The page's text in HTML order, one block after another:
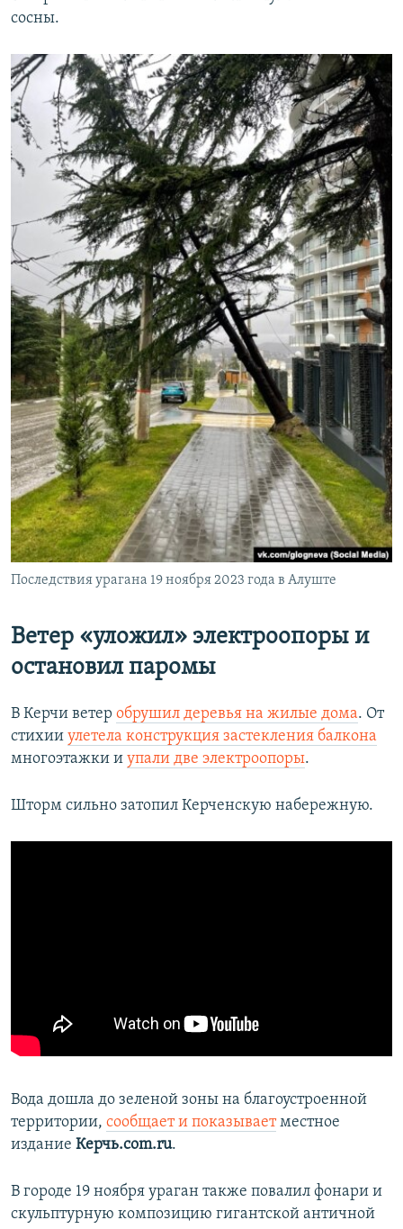
сосны.
Последствия урагана 19 ноября 2023 года в Алуште
Ветер «уложил» электроопоры и
остановил паромы
В Керчи ветер обрушил деревья на жилые дома. От
стихии улетела конструкция застекления балкона
многоэтажки и упали две электроопоры.
Шторм сильно затопил Керченскую набережную.
Вода дошла до зеленой зоны на благоустроенной
территории, сообщает и показываетместное
издание Керчь.com.ru.
В городе 19 ноября ураган также повалил фонари и
скульптурную композицию гигантской античной